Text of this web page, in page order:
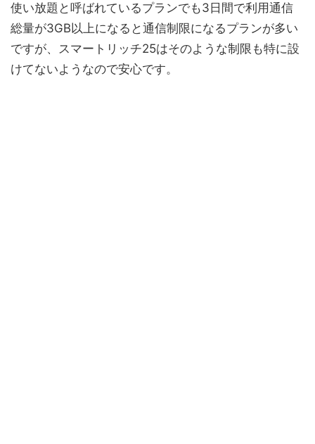
使い放題と呼ばれているプランでも3日間で利用通信
総量が3GB以上になると通信制限になるプランが多い
ですが、スマートリッチ25はそのような制限も特に設
けてないようなので安心です。